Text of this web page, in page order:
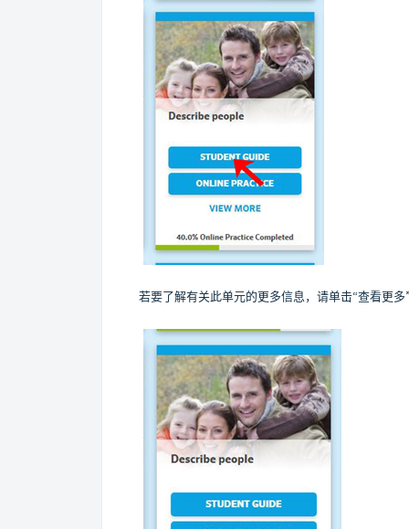
若要了解有关此单元的更多信息，请单击“查看更多